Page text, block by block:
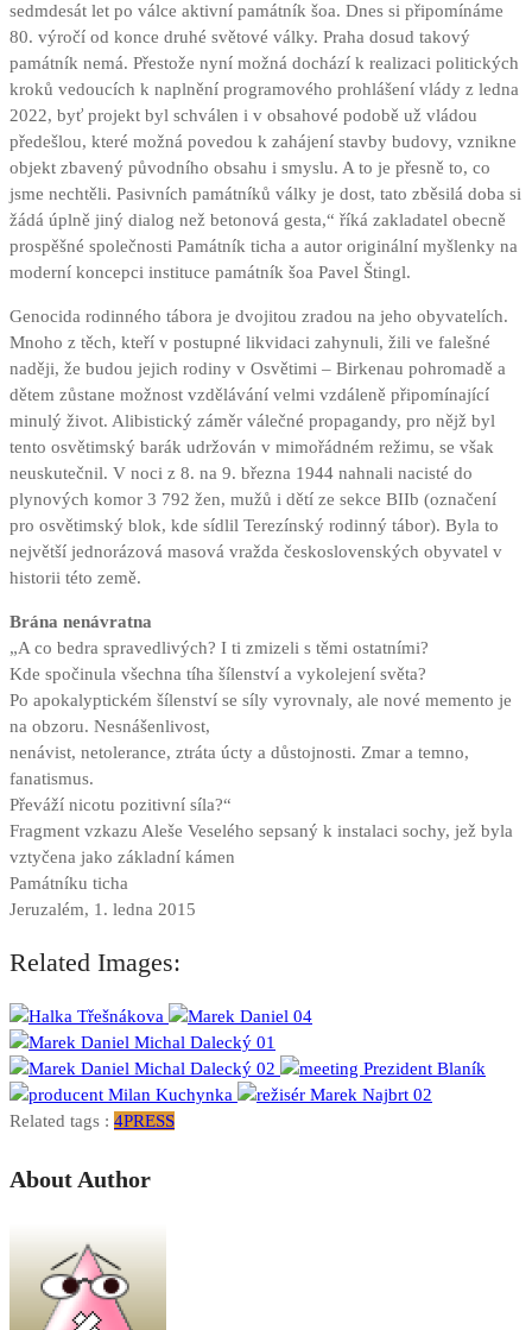
sedmdesát let po válce aktivní památník šoa. Dnes si připomínáme
80. výročí od konce druhé světové války. Praha dosud takový
památník nemá. Přestože nyní možná dochází k realizaci politických
kroků vedoucích k naplnění programového prohlášení vlády z ledna
2022, byť projekt byl schválen i v obsahové podobě už vládou
předešlou, které možná povedou k zahájení stavby budovy, vznikne
objekt zbavený původního obsahu i smyslu. A to je přesně to, co
jsme nechtěli. Pasivních památníků války je dost, tato zběsilá doba si
žádá úplně jiný dialog než betonová gesta,“ říká zakladatel obecně
prospěšné společnosti Památník ticha a autor originální myšlenky na
moderní koncepci instituce památník šoa Pavel Štingl.
Genocida rodinného tábora je dvojitou zradou na jeho obyvatelích.
Mnoho z těch, kteří v postupné likvidaci zahynuli, žili ve falešné
naději, že budou jejich rodiny v Osvětimi – Birkenau pohromadě a
dětem zůstane možnost vzdělávání velmi vzdáleně připomínající
minulý život. Alibistický záměr válečné propagandy, pro nějž byl
tento osvětimský barák udržován v mimořádném režimu, se však
neuskutečnil. V noci z 8. na 9. března 1944 nahnali nacisté do
plynových komor 3 792 žen, mužů i dětí ze sekce BIIb (označení
pro osvětimský blok, kde sídlil Terezínský rodinný tábor). Byla to
největší jednorázová masová vražda československých obyvatel v
historii této země.
Brána nenávratna
„A co bedra spravedlivých? I ti zmizeli s těmi ostatními?
Kde spočinula všechna tíha šílenství a vykolejení světa?
Po apokalyptickém šílenství se síly vyrovnaly, ale nové memento je
na obzoru. Nesnášenlivost,
nenávist, netolerance, ztráta úcty a důstojnosti. Zmar a temno,
fanatismus.
Převáží nicotu pozitivní síla?“
Fragment vzkazu Aleše Veselého sepsaný k instalaci sochy, jež byla
vztyčena jako základní kámen
Památníku ticha
Jeruzalém, 1. ledna 2015
Related Images:
Related tags : 4PRESS
About Author